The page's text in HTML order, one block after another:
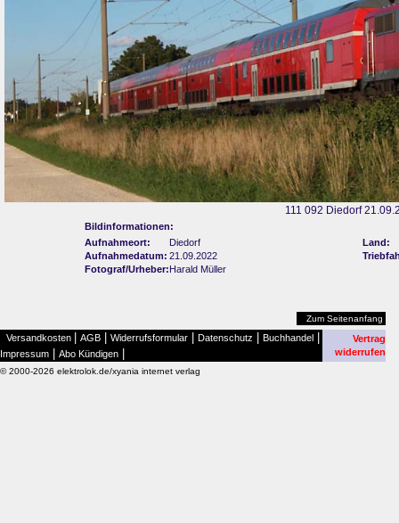
111 092 Diedorf
Bildinformationen:
Aufnahmeort:
Diedorf
Land:
Aufnahmedatum: 21.09.2022
Fotograf/Urheber:Harald Müller
Zum Seitenanfang
Versandkosten AGB Widerrufsformular Datenschutz Buchhandel
Impressum Abo Kündigen
Vertrag
widerrufen
© 2000-2026 elektrolok.de/xyania internet verlag